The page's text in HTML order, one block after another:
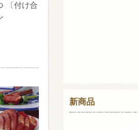
〔付け合
新商品